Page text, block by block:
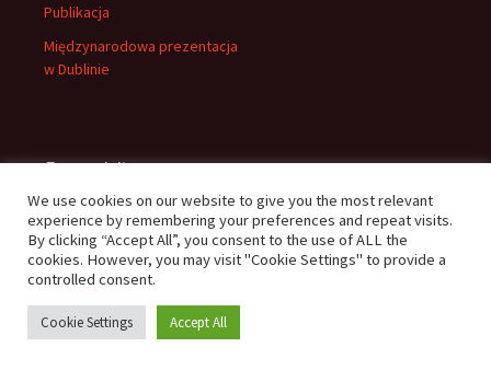
Publikacja
Międzynarodowa prezentacja
w Dublinie
Page visits
23197
Dumnie wspierane przez WordPress
We use cookies on our website to give you the most relevant
experience by remembering your preferences and repeat visits.
By clicking “Accept All”, you consent to the use of ALL the
cookies. However, you may visit "Cookie Settings" to provide a
controlled consent.
Cookie Settings Accept All